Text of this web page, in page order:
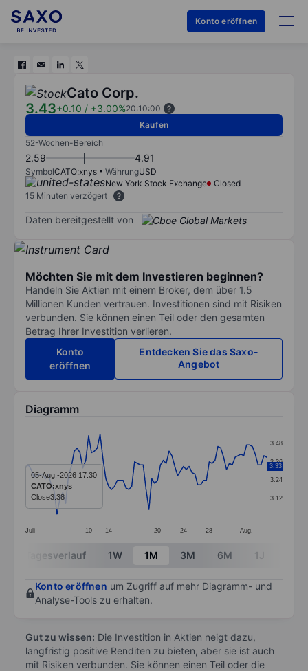
Konto eröffnen
Cato Corp.
3.43+0.10 / +3.00%20:10:00
Kaufen
52-Wochen-Bereich
2.59 4.91
SymbolCATO:xnys WährungUSD
New York Stock Exchange
Closed
15 Minuten verzögert
Daten bereitgestellt von
Möchten Sie mit dem Investieren beginnen?
Handeln Sie Aktien mit einem Broker, dem über 1.5
Millionen Kunden vertrauen. Investitionen sind mit Risiken
verbunden. Sie können einen Teil oder den gesamten
Betrag Ihrer Investition verlieren.
Konto
eröffnen
Entdecken Sie das Saxo-
Angebot
Diagramm
Line chart with 85 data points.
The chart has 1 X axis displaying categories.
The chart has 1 Y axis displaying values. Data
Juli 10 14 20 24 28 Aug.
3.12
3.24
3.36
3.48
3.33
05-Aug.-2026 17:30
CATO:xnys
Close3.38
End of interactive chart.
Tagesverlauf 1W 1M 3M 6M 1J
Konto eröffnen um Zugriff auf mehr Diagramm- und
Analyse-Tools zu erhalten.
Gut zu wissen: Die Investition in Aktien neigt dazu,
langfristig positive Renditen zu bieten, aber sie ist auch
mit Risiken verbunden. Sie können einen Teil oder die